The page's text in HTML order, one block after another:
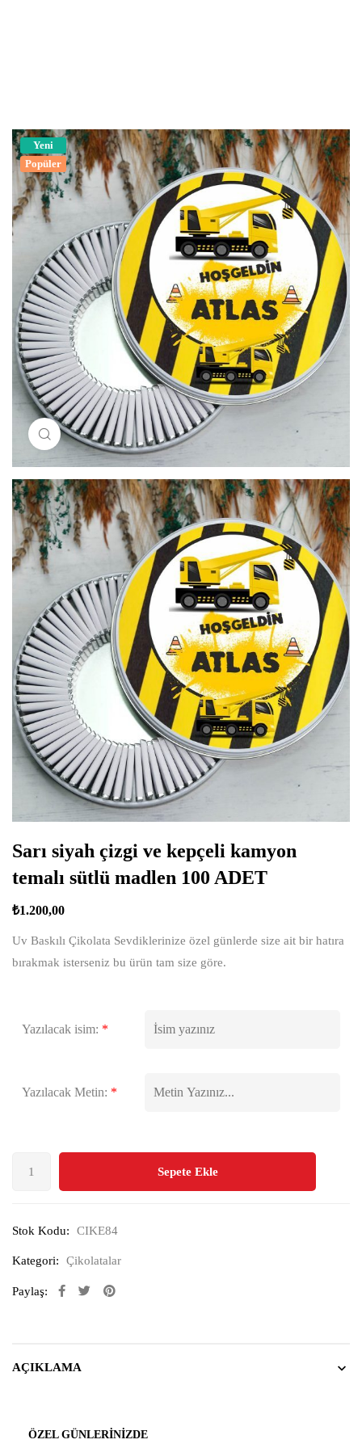
Yeni
Popüler
Resimi büyütmek için tıklayın
Sarı siyah çizgi ve kepçeli kamyon
temalı sütlü madlen 100 ADET
₺1.200,00
Uv Baskılı Çikolata Sevdiklerinize özel günlerde size ait bir hatıra
bırakmak isterseniz bu ürün tam size göre.
Yazılacak isim: *
Yazılacak Metin: *
Sepete Ekle
Stok Kodu: CIKE84
Kategori: Çikolatalar
Paylaş:
AÇIKLAMA
ÖZEL GÜNLERINIZDE